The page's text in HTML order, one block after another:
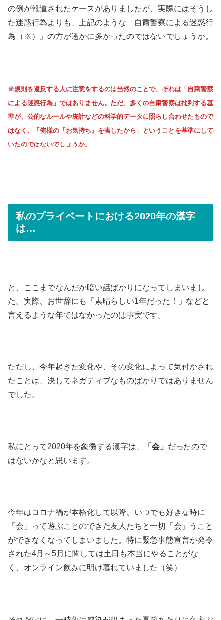
の例が報道されたケースがありましたが、実際にはそうし
た迷惑行為よりも、上記のような「自粛警察による迷惑行
為（※）」の方が遥かに多かったのではないでしょうか。
※規則を違反する人に注意をするのは当然のことで、それは「自粛警察
による迷惑行為」ではありません。ただ、多くの自粛警察は批判する基
準が、公的なルールや統計などの科学的データに照らし合わせたもので
はなく、「俺様の『お気持ち』を害したから」ということを基準にして
いたのではないでしょうか。
私のプライベートにおける2020年の漢字
は…
と、ここまでなんだか暗い話ばかりになってしまいまし
た。実際、お世辞にも「素晴らしい1年だった！」などと
言えるような年ではなかったのは事実です。
ただし、今年起きた変化や、その変化によって気付かされ
たことは、決してネガティブなものばかりではありません
でした。
私にとって2020年を象徴する漢字は、 「会」 だったので
はないかなと思います。
今年はコロナ禍が本格化して以降、いつでも好きな時に
「会」って遊ぶことのできた友人たちと一切「会」うこと
ができなくなってしまいました。特に緊急事態宣言が発令
された4月～5月に関しては土日も本当にやることがな
く、オンライン飲みに明け暮れていました（笑）